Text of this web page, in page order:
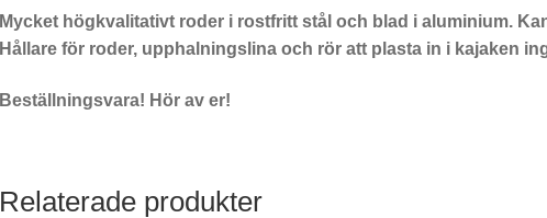
Mycket högkvalitativt roder i rostfritt stål och blad i aluminium.
Hållare för roder, upphalningslina och rör att plasta in i kajaken
Beställningsvara! Hör av er!
Relaterade produkter